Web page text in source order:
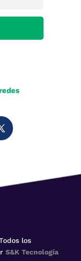
los
S&K Tecnología